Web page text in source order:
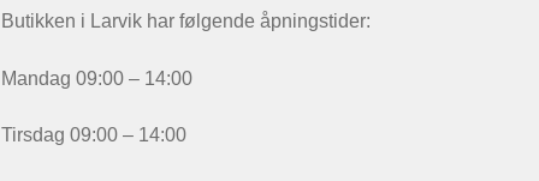
Butikken i Larvik har følgende åpningstider:
Mandag 09:00 – 14:00
Tirsdag 09:00 – 14:00